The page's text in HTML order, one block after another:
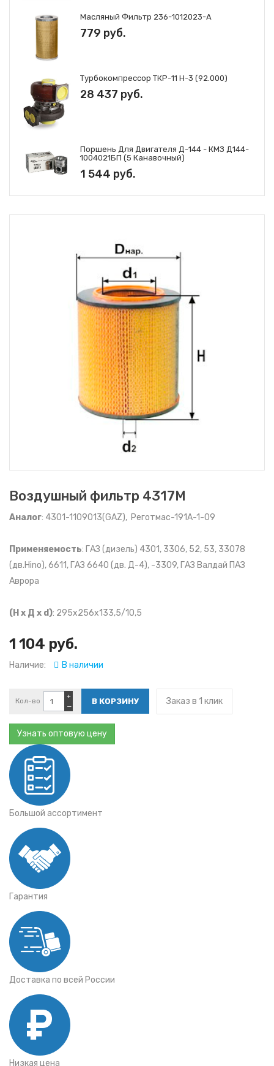
Масляный Фильтр 236-1012023-А
779 руб.
Турбокомпрессор ТКР-11 Н-3 (92.000)
28 437 руб.
Поршень Для Двигателя Д-144 - КМЗ Д144-
1004021БП (5 Канавочный)
1 544 руб.
Воздушный фильтр 4317M
Аналог: 4301-1109013(GAZ), Реготмас-191А-1-09
Применяемость: ГАЗ (дизель) 4301, 3306, 52, 53, 33078
(дв.Hino), 6611, ГАЗ 6640 (дв. Д-4), -3309, ГАЗ Валдай ПАЗ
Аврора
(Н х Д х d): 295x256x133,5/10,5
1 104 руб.
Наличие: В наличии
Кол-во
−
+ Заказ в 1 клик
Узнать оптовую цену
Большой ассортимент
Гарантия
Доставка по всей России
Низкая цена